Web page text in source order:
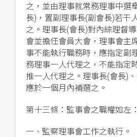
之，並由理事就常務理事中選
長)，置副理事長(副會長)若干
之。理事長(會長)對內綜理督
會並擔任會員大會，理事會主
事不能執行職務時，應指定副
務理事一人代理之，不能指定
推一人代理之。理事長(會長)
應於一個月內補選之。
第十三條：監事會之職權如左：
一、監察理事會工作之執行。